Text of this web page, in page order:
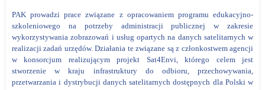
PAK prowadzi prace związane z opracowaniem programu edukacyjno-
szkoleniowego na potrzeby administracji publicznej w zakresie
wykorzystywania zobrazowań i usług opartych na danych satelitarnych w
realizacji zadań urzędów. Działania te związane są z członkostwem agencji
w konsorcjum realizującym projekt Sat4Envi, którego celem jest
stworzenie w kraju infrastruktury do odbioru, przechowywania,
przetwarzania i dystrybucji danych satelitarnych dostępnych dla Polski w